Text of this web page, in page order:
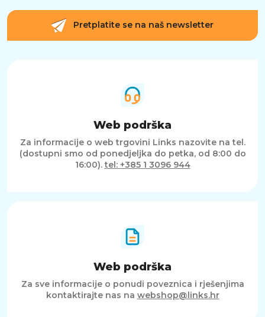
fleksibilnosti, vrhunskog zvuka i dugotrajne
udobnosti. Uz podršku za Bluetooth i Wi-Fi,
kristalno jasan zvuk, odvojivi mikrofon i
Wireless osiguravaju izvanredno iskustvo u
svim aspektima upotrebe.
Pretplatite se na naš newsletter
Web podrška
Za informacije o web trgovini Links nazovite na tel.
(dostupni smo od ponedjeljka do petka, od 8:00 do
16:00).tel: +385 1 3096 944
Web podrška
Za sve informacije o ponudi poveznica i rješenjima
kontaktirajte nas na webshop@links.hr